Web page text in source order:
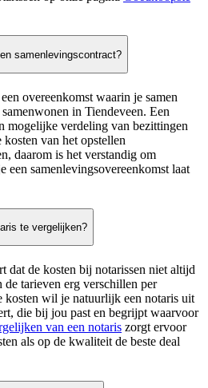
samenlevingscontract?
overeenkomst waarin je samen
in Tiendeveen. Een
mogelijke verdeling van bezittingen
van het opstellen
daarom is het verstandig om
een samenlevingsovereenkomst laat
te vergelijken?
dat de kosten bij notarissen niet altijd
tarieven erg verschillen per
kosten wil je natuurlijk een notaris uit
die bij jou past en begrijpt waarvoor
van een notaris zorgt ervoor
als op de kwaliteit de beste deal